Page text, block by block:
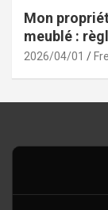
Mon
meublé :
2026/04/01